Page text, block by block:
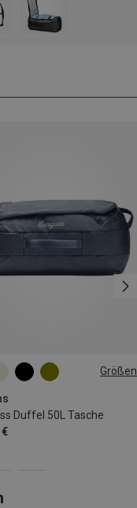
Größen
Duffel 50L Tasche